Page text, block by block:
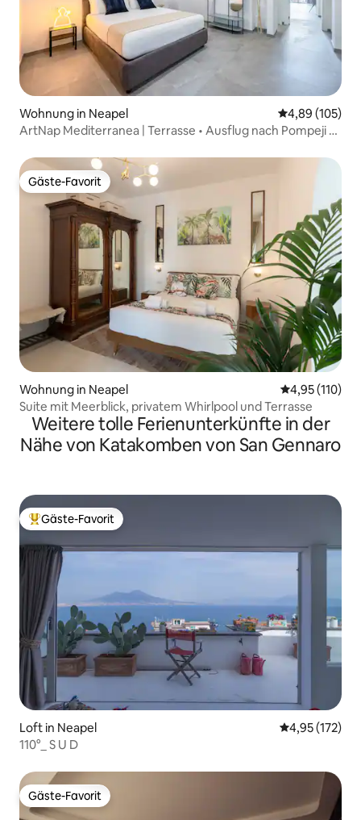
Wohnung in Neapel
4,89 (105)
ArtNap Mediterranea | Terrasse • Ausflug nach Pompeji •
Gäste-Favorit
Gäste-Favorit
Wohnung in Neapel
4,95 (110)
Suite mit Meerblick, privatem Whirlpool und Terrasse
Weitere tolle Ferienunterkünfte in der
Nähe von Katakomben von San Gennaro
Beliebter Gäste-Favorit.
Gäste-Favorit
Loft in Neapel
4,95 (172)
110°_ S U D
Gäste-Favorit
Gäste-Favorit